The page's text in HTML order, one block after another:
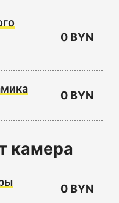
0 BYN
0 BYN
камера
0 BYN